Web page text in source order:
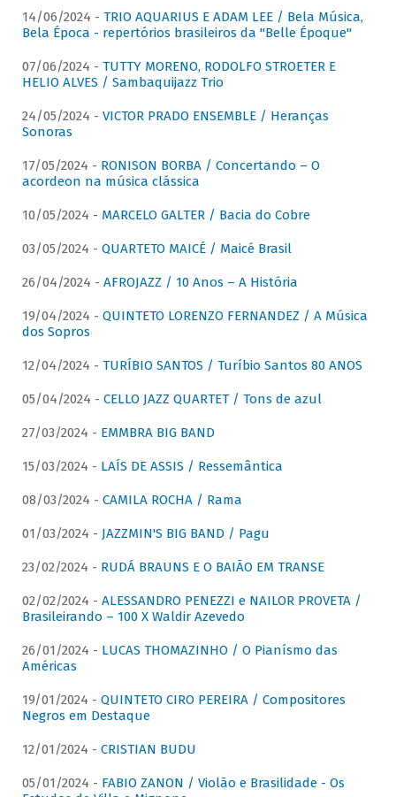
14/06/2024 - TRIO AQUARIUS E ADAM LEE / Bela Música,
Bela Época - repertórios brasileiros da "Belle Époque"
07/06/2024 - TUTTY MORENO, RODOLFO STROETER E
HELIO ALVES / Sambaquijazz Trio
24/05/2024 - VICTOR PRADO ENSEMBLE / Heranças
Sonoras
17/05/2024 - RONISON BORBA / Concertando – O
acordeon na música clássica
10/05/2024 - MARCELO GALTER / Bacia do Cobre
03/05/2024 - QUARTETO MAICÉ / Maicé Brasil
26/04/2024 - AFROJAZZ / 10 Anos – A História
19/04/2024 - QUINTETO LORENZO FERNANDEZ / A Música
dos Sopros
12/04/2024 - TURÍBIO SANTOS / Turíbio Santos 80 ANOS
05/04/2024 - CELLO JAZZ QUARTET / Tons de azul
27/03/2024 - EMMBRA BIG BAND
15/03/2024 - LAÍS DE ASSIS / Ressemântica
08/03/2024 - CAMILA ROCHA / Rama
01/03/2024 - JAZZMIN'S BIG BAND / Pagu
23/02/2024 - RUDÁ BRAUNS E O BAIÃO EM TRANSE
02/02/2024 - ALESSANDRO PENEZZI e NAILOR PROVETA /
Brasileirando – 100 X Waldir Azevedo
26/01/2024 - LUCAS THOMAZINHO / O Pianísmo das
Américas
19/01/2024 - QUINTETO CIRO PEREIRA / Compositores
Negros em Destaque
12/01/2024 - CRISTIAN BUDU
05/01/2024 - FABIO ZANON / Violão e Brasilidade - Os